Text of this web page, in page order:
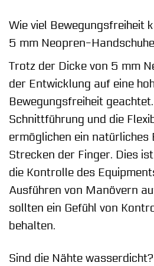
Wie viel Bewegungsfreiheit
5 mm Neopren-
Trotz der Dicke von 5 mm
der Entwicklung auf eine
Bewegungsfreiheit
Schnittführung und die
ermöglichen ein natürliches
Strecken der Finger. Dies
die Kontrolle des
Ausführen von Manövern
sollten ein Gefühl von
behalten.
Sind die Nähte wasserdicht?